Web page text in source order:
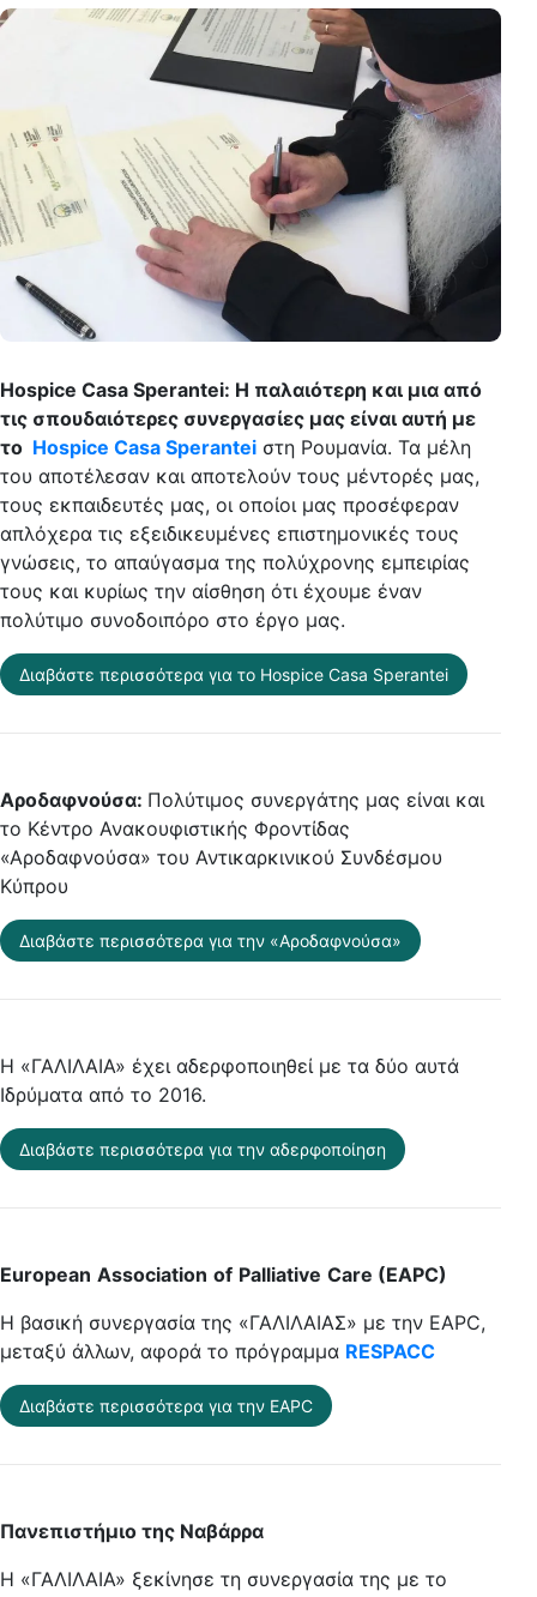
Hospice Casa Sperantei: Η παλαιότερη και μια από
τις σπουδαιότερες συνεργασίες μας είναι αυτή με
το Hospice Casa Sperantei στη Ρουμανία. Τα μέλη
του αποτέλεσαν και αποτελούν τους μέντορές μας,
τους εκπαιδευτές μας, οι οποίοι μας προσέφεραν
απλόχερα τις εξειδικευμένες επιστημονικές τους
γνώσεις, το απαύγασμα της πολύχρονης εμπειρίας
τους και κυρίως την αίσθηση ότι έχουμε έναν
πολύτιμο συνοδοιπόρο στο έργο μας.
Διαβάστε περισσότερα για το Hospice Casa Sperantei
Αροδαφνούσα: Πολύτιμος συνεργάτης μας είναι και
το Κέντρο Ανακουφιστικής Φροντίδας
«Αροδαφνούσα» του Αντικαρκινικού Συνδέσμου
Κύπρου
Διαβάστε περισσότερα για την «Αροδαφνούσα»
Η «ΓΑΛΙΛΑΙΑ» έχει αδερφοποιηθεί με τα δύο αυτά
Ιδρύματα από το 2016.
Διαβάστε περισσότερα για την αδερφοποίηση
European Association of Palliative Care (EAPC)
Η βασική συνεργασία της «ΓΑΛΙΛΑΙΑΣ» με την EAPC,
μεταξύ άλλων, αφορά το πρόγραμμα RESPACC
Διαβάστε περισσότερα για την EAPC
Πανεπιστήμιο της Ναβάρρα
Η «ΓΑΛΙΛΑΙΑ» ξεκίνησε τη συνεργασία της με το